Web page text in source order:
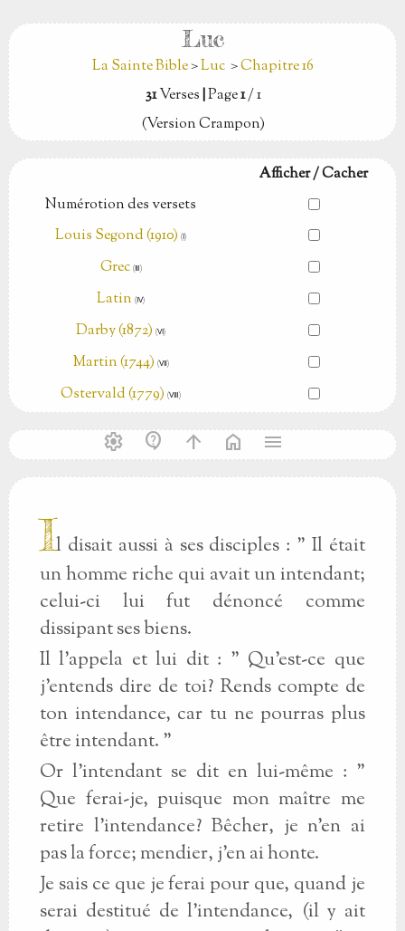
Luc
La Sainte Bible>Luc >Chapitre 16
31Verses|Page1/ 1
(Version Crampon)
Afficher / Cacher
Numérotion des versets
Louis Segond (1910) (Ⅰ)
Grec (Ⅲ)
Latin (Ⅳ)
Darby (1872) (Ⅵ)
Martin (1744) (Ⅶ)
Ostervald (1779) (Ⅷ)
settings contact_support arrow_upward home menu
Il disait aussi à ses disciples : " Il était
un homme riche qui avait un intendant;
celui-ci lui fut dénoncé comme
dissipant ses biens.
Il l'appela et lui dit : " Qu'est-ce que
j'entends dire de toi? Rends compte de
ton intendance, car tu ne pourras plus
être intendant. "
Or l'intendant se dit en lui-même : "
Que ferai-je, puisque mon maître me
retire l'intendance? Bêcher, je n'en ai
pas la force; mendier, j'en ai honte.
Je sais ce que je ferai pour que, quand je
serai destitué de l'intendance, (il y ait